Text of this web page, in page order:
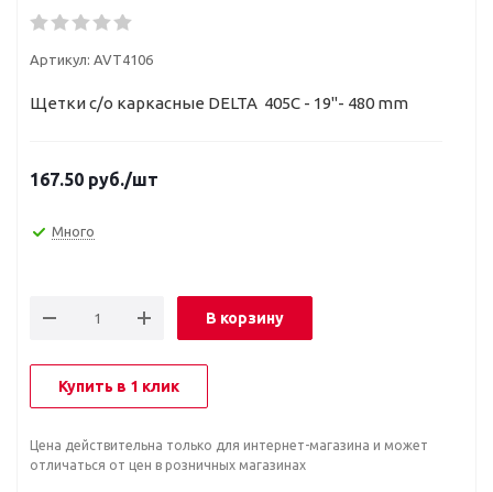
Артикул: AVT4106
Щетки с/о каркасные DELTA 405C - 19"- 480 mm
167.50 руб./шт
Много
В корзину
Купить в 1 клик
Цена действительна только для интернет-магазина и может
отличаться от цен в розничных магазинах